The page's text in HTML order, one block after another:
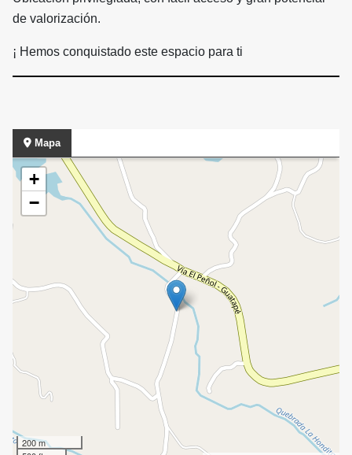
de valorización.
¡ Hemos conquistado este espacio para ti
Mapa
+
−
200 m